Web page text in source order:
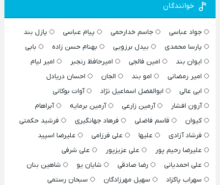
خوانندگان
جواد عباسی جاسم خدارحمی پیام عباسی
پازل بند
پارسا محمدی
بیدل برزویی بهنام حسن زاده
بابی
ایوان بند
امین فالجی امیرحافظ رنجبر
امیر لیام
امیر رمضانی
امو بند الجان
احسان دریادل
ابی عالی
ابوالفضل اسماعیل نژاد
آوات بوکانی
آرون افشار
آرمین زارعی آرمین برمایه
آبراهام
کیوان
قاسم فاضلی فرهاد جهانگیری
فرشید حکمتی
فرشاد آزادی
علیها علی فرزامی
علیرضا اسپید
علیرضا رحیم پور
علی عزیزپور
علی شرفی
علی احمدیانی
رضا صادقی شایان یو
شاهین بنان
سهراب پاکزاد
سهیل مهرزادگان
سبحان رستمی